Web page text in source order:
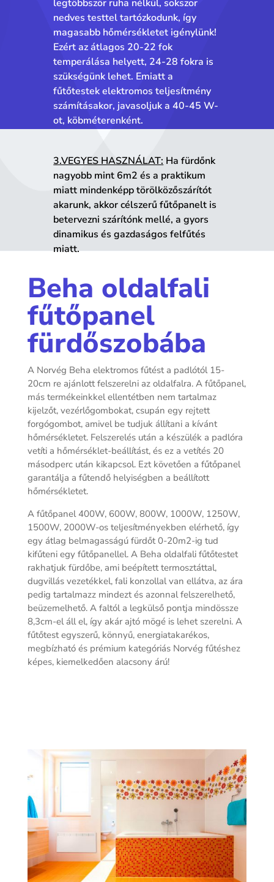
legtöbbször ruha nélkül, sokszor
nedves testtel tartózkodunk, így
magasabb hőmérsékletet igénylünk!
Ezért az átlagos 20-22 fok
temperálása helyett, 24-28 fokra is
szükségünk lehet. Emiatt a
fűtőtestek elektromos teljesítmény
számításakor, javasoljuk a 40-45 W-
ot, köbméterenként.
3.VEGYES HASZNÁLAT: Ha fürdőnk
nagyobb mint 6m2 és a praktikum
miatt mindenképp törölközőszárítót
akarunk, akkor célszerű fűtőpanelt is
betervezni szárítónk mellé, a gyors
dinamikus és gazdaságos felfűtés
miatt.
Beha oldalfali
fűtőpanel
fürdőszobába
A Norvég Beha elektromos fűtést a padlótól 15-
20cm re ajánlott felszerelni az oldalfalra. A fűtőpanel,
más termékeinkkel ellentétben nem tartalmaz
kijelzőt, vezérlőgombokat, csupán egy rejtett
forgógombot, amivel be tudjuk állítani a kívánt
hőmérsékletet. Felszerelés után a készülék a padlóra
vetíti a hőmérséklet-beállítást, és ez a vetítés 20
másodperc után kikapcsol. Ezt követően a fűtőpanel
garantálja a fűtendő helyiségben a beállított
hőmérsékletet.
A fűtőpanel 400W, 600W, 800W, 1000W, 1250W,
1500W, 2000W-os teljesítményekben elérhető, így
egy átlag belmagasságú fürdőt 0-20m2-ig tud
kifűteni egy fűtőpanellel. A Beha oldalfali fűtőtestet
rakhatjuk fürdőbe, ami beépített termosztáttal,
dugvillás vezetékkel, fali konzollal van ellátva, az ára
pedig tartalmazz mindezt és azonnal felszerelhető,
beüzemelhető. A faltól a legkülső pontja mindössze
8,3cm-el áll el, így akár ajtó mögé is lehet szerelni. A
fűtőtest egyszerű, könnyű, energiatakarékos,
megbízható és prémium kategóriás Norvég fűtéshez
képes, kiemelkedően alacsony árú!